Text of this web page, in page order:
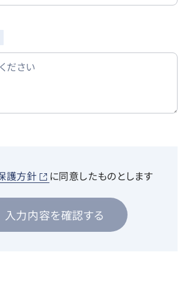
護方針 に同意したものとします
入力内容を確認する